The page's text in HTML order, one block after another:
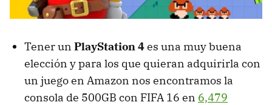
Tener un PlayStation 4es una muy buena
elección y para los que quieran adquirirla con
un juego en Amazon nos encontramos la
consola de 500GB con FIFA 16 en 6,479